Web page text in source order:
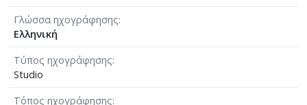
Γλώσσα ηχογράφησης
Ελληνική
Τύπος ηχογράφησης
Studio
Τόπος ηχογράφησης